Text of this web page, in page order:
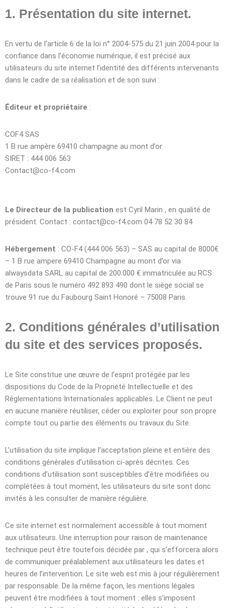
1. Présentation du site internet.
En vertu de l’article 6 de la loi n° 2004-575 du 21 juin 2004 pour la
confiance dans l’économie numérique, il est précisé aux
utilisateurs du site internet l’identité des différents intervenants
dans le cadre de sa réalisation et de son suivi :
Éditeur et propriétaire :
COF4 SAS
1 B rue ampère 69410 champagne au mont d’or
SIRET : 444 006 563
Contact@co-f4.com
Le Directeur de la publication est Cyril Marin , en qualité de
président. Contact : contact@co-f4.com 04 78 52 30 84
Hébergement : CO-F4 (444 006 563) – SAS au capital de 8000€
– 1 B rue ampere 69410 Champagne au mont d’or via
alwaysdata SARL au capital de 200.000 € immatriculée au RCS
de Paris sous le numéro 492 893 490 dont le siège social se
trouve 91 rue du Faubourg Saint Honoré – 75008 Paris.
2. Conditions générales d’utilisation
du site et des services proposés.
Le Site constitue une œuvre de l’esprit protégée par les
dispositions du Code de la Propriété Intellectuelle et des
Réglementations Internationales applicables. Le Client ne peut
en aucune manière réutiliser, céder ou exploiter pour son propre
compte tout ou partie des éléments ou travaux du Site.
L’utilisation du site implique l’acceptation pleine et entière des
conditions générales d’utilisation ci-après décrites. Ces
conditions d’utilisation sont susceptibles d’être modifiées ou
complétées à tout moment, les utilisateurs du site sont donc
invités à les consulter de manière régulière.
Ce site internet est normalement accessible à tout moment
aux utilisateurs. Une interruption pour raison de maintenance
technique peut être toutefois décidée par , qui s’efforcera alors
de communiquer préalablement aux utilisateurs les dates et
heures de l’intervention. Le site web est mis à jour régulièrement
par responsable. De la même façon, les mentions légales
peuvent être modifiées à tout moment : elles s’imposent